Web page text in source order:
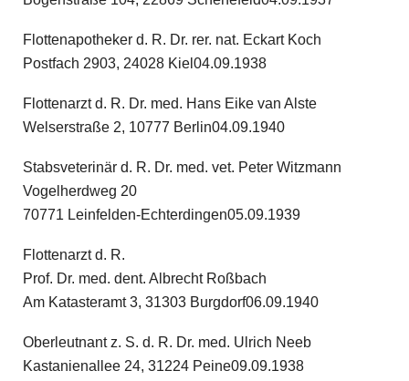
Flottenapotheker d. R. Dr. rer. nat. Eckart Koch
Postfach 2903, 24028 Kiel04.09.1938
Flottenarzt d. R. Dr. med. Hans Eike van Alste
Welserstraße 2, 10777 Berlin04.09.1940
Stabsveterinär d. R. Dr. med. vet. Peter Witzmann
Vogelherdweg 20
70771 Leinfelden-Echterdingen05.09.1939
Flottenarzt d. R.
Prof. Dr. med. dent. Albrecht Roßbach
Am Katasteramt 3, 31303 Burgdorf06.09.1940
Oberleutnant z. S. d. R. Dr. med. Ulrich Neeb
Kastanienallee 24, 31224 Peine09.09.1938